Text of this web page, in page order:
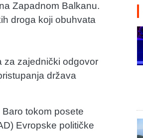
Zapadnom Balkanu.
droga koji obuhvata
za zajednički odgovor
država
tokom posete
Evropske političke